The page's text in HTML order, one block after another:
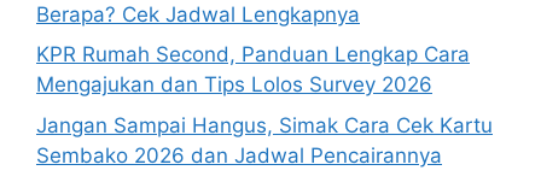
Berapa? Cek Jadwal Lengkapnya
KPR Rumah Second, Panduan Lengkap Cara
Mengajukan dan Tips Lolos Survey 2026
Jangan Sampai Hangus, Simak Cara Cek Kartu
Sembako 2026 dan Jadwal Pencairannya